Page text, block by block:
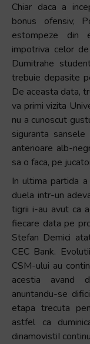
Chiar daca a
bonus ofensiv,
estompeze din
impotriva celor
Dumitrahe
trebuie depasite
De aceasta data,
va primi vizita
nu a cunoscut
siguranta
anterioare alb-
sa o faca, pe
In ultima partida
duela intr-un
tigrii i-au avut ca
fiecare data pe
Stefan Demici
CEC Bank.
CSM-ului au
acestia avand
anuntandu-se
etapa trecuta
astfel ca
dinamovistiI